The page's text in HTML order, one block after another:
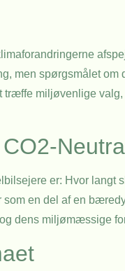
men spørgsmålet om
miljøvenlige
er: Hvor
en del af en
dens miljømæssige